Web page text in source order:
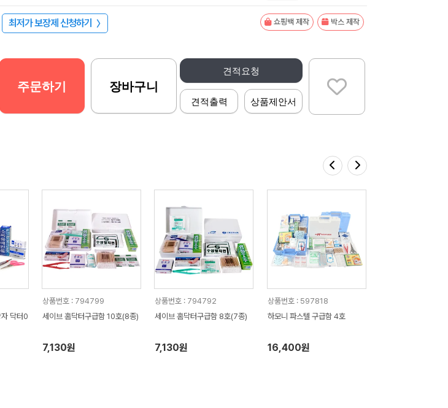
최저가 보장제 신청하기 〉 쇼핑백 제작 박스 제작
견적요청
견적출력 상품제안서
주문하기 장바구니
닥터0
상품번호 : 794799
세이브 홈닥터구급함 10호(8종)
7,130원
상품번호 : 794792
세이브 홈닥터구급함 8호(7종)
7,130원
상품번호 : 597818
하모니 파스텔 구급함 4호
16,400원